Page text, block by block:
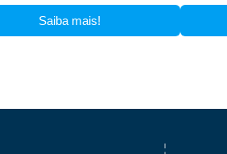
Saiba mais!